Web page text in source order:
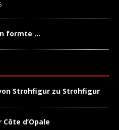
formte …
Strohfigur zu Strohfigur
d’Opale